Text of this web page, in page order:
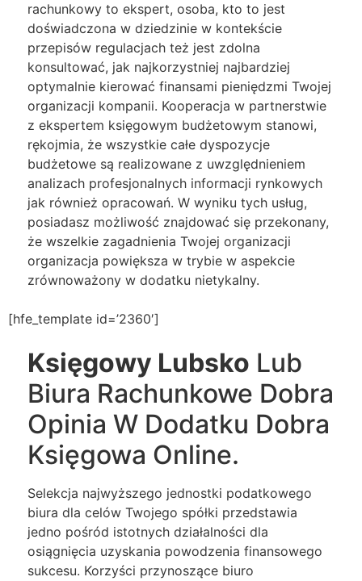
rachunkowy to ekspert, osoba, kto to jest
doświadczona w dziedzinie w kontekście
przepisów regulacjach też jest zdolna
konsultować, jak najkorzystniej najbardziej
optymalnie kierować finansami pieniędzmi Twojej
organizacji kompanii. Kooperacja w partnerstwie
z ekspertem księgowym budżetowym stanowi,
rękojmia, że wszystkie całe dyspozycje
budżetowe są realizowane z uwzględnieniem
analizach profesjonalnych informacji rynkowych
jak również opracowań. W wyniku tych usług,
posiadasz możliwość znajdować się przekonany,
że wszelkie zagadnienia Twojej organizacji
organizacja powiększa w trybie w aspekcie
zrównoważony w dodatku nietykalny.
[hfe_template id=’2360′]
Księgowy Lubsko Lub
Biura Rachunkowe Dobra
Opinia W Dodatku Dobra
Księgowa Online.
Selekcja najwyższego jednostki podatkowego
biura dla celów Twojego spółki przedstawia
jedno pośród istotnych działalności dla
osiągnięcia uzyskania powodzenia finansowego
sukcesu. Korzyści przynoszące biuro